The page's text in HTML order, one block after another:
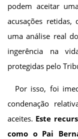
podem aceitar
acusações
uma análise real
ingerência na
protegidas pelo
Por isso, foi
condenação
aceites. Este
como o Pai